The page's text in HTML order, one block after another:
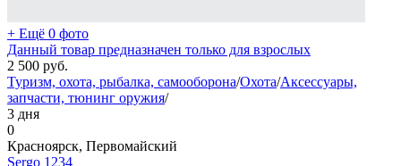
+ Ещё 0 фото
Данный товар предназначен только для взрослых
2 500 руб.
Туризм, охота, рыбалка, самооборона/Охота/Аксессуары,
запчасти, тюнинг оружия/
3 дня
0
Красноярск, Первомайский
Sergo 1234